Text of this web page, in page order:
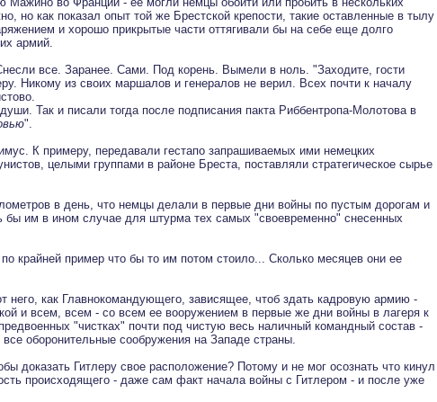
но как показал опыт той же Брестской крепости, такие оставленные в тылу
и хорошо прикрытые части оттягивали бы на себе еще долго
армий.
все. Заранее. Сами. Под корень. Вымели в ноль. "Заходите, гости
Никому из своих маршалов и генералов не верил. Всех почти к началу
Так и писали тогда после подписания пакта Риббентропа-Молотова в
".
К примеру, передавали гестапо запрашиваемых ими немецких
целыми группами в районе Бреста, поставляли стратегическое сырье
в день, что немцы делали в первые дни войны по пустым дорогам и
бы им в ином случае для штурма тех самых "своевременно" снесенных
крайней пример что бы то им потом стоило... Сколько месяцев они ее
него, как Главнокомандующего, зависящее, чтоб здать кадровую армию -
и всем, всем - со всем ее вооружением в первые же дни войны в лагеря к
"чистках" почти под чистую весь наличный командный состав -
оборонительные сообружения на Западе страны.
доказать Гитлеру свое расположение? Потому и не мог осознать что кинул
происходящего - даже сам факт начала войны с Гитлером - и после уже